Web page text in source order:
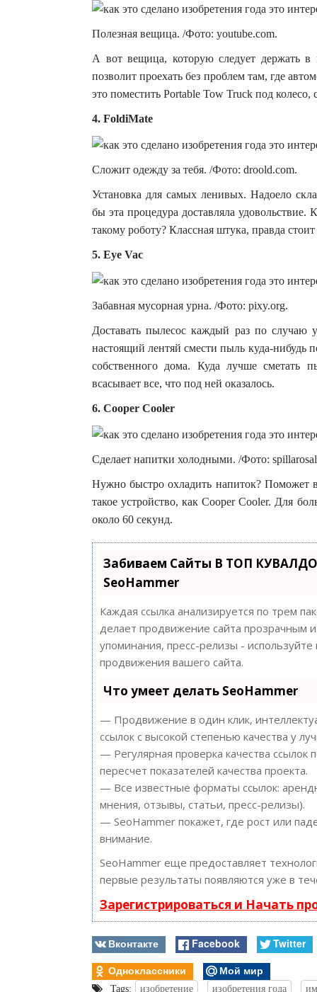
Полезная вещица. /Фото: youtube.com.
А вот вещица, которую следует держать
позволит проехать без проблем там, где
это поместить Portable Tow Truck под
4. FoldiMate
Сложит одежду за тебя. /Фото: droold.com.
Установка для самых ленивых. Надоело
бы эта процедура доставляла удовольствие.
такому роботу? Классная штука, правда
5. Eye Vac
Забавная мусорная урна. /Фото: pixy.org.
Доставать пылесос каждый раз по
настоящий лентяй смести пыль куда-нибудь
собственного дома. Куда лучше сметать
всасывает все, что под ней оказалось.
6. Cooper Cooler
Сделает напитки холодными. /Фото:
Нужно быстро охладить напиток? Поможет
такое устройство, как Cooper Cooler. Для
около 60 секунд.
Забиваем Сайты В ТОП
SeoHammer
Каждая ссылка анализируется по трем
делает продвижение сайта прозрачным
упоминания, пресс-релизы -
продвижения вашего сайта.
Что умеет делать SeoHammer
— Продвижение в один клик,
ссылок с высокой степенью качества у
— Регулярная проверка качества
пересчет показателей качества проекта.
— Все известные форматы ссылок:
мнения, отзывы, статьи, пресс-релизы).
— SeoHammer покажет, где рост или
внимание.
SeoHammer еще предоставляет
первые результаты появляются уже в
Зарегистрироваться и Начать
Вконтакте Facebook
Twitter
Одноклассники
Мой мир
Tags: изобретение изобретения года